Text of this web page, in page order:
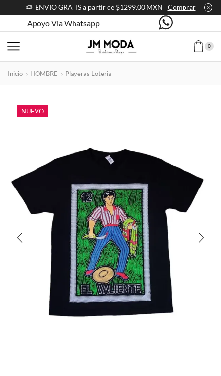
ENVIO GRATIS a partir de $1299.00 MXN Comprar
Apoyo Via Whatsapp
0
Inicio HOMBRE Playeras Loteria
NUEVO